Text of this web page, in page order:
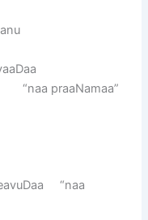
praaNamaa”
“naa